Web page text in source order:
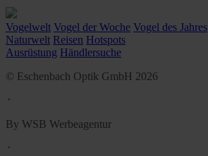
Vogelwelt Vogel der Woche Vogel des Jahres
Naturwelt Reisen Hotspots
Ausrüstung Händlersuche
© Eschenbach Optik GmbH 2026
᛫
By WSB Werbeagentur
᛫